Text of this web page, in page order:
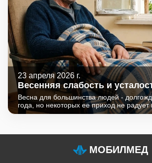
23 апреля 2026 г.
Весенняя слабость и
стоит сдать анализы?
Весна для большинства людей -
года, но некоторых ее приход не радует
непреодолимой усталости, сонливости,
МОБИЛМЕД